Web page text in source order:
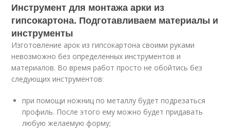
Инструмент для монтажа арки из
гипсокартона. Подготавливаем материалы и
инструменты
Изготовление арок из гипсокартона своими руками
невозможно без определенных инструментов и
материалов. Во время работ просто не обойтись без
следующих инструментов:
при помощи ножниц по металлу будет подрезаться
профиль. После этого ему можно будет придавать
любую желаемую форму;